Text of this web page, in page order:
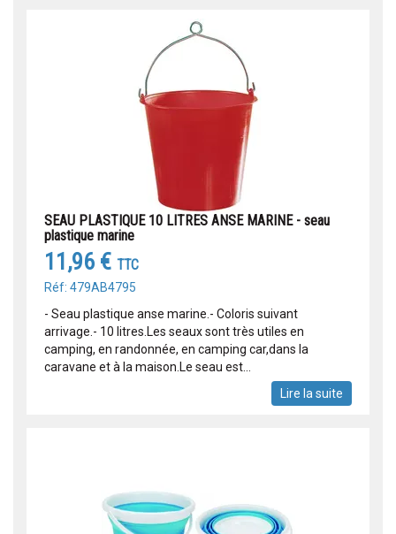
SEAU PLASTIQUE 10 LITRES ANSE MARINE - seau
plastique marine
11,96 € TTC
Réf: 479AB4795
- Seau plastique anse marine.- Coloris suivant
arrivage.- 10 litres.Les seaux sont très utiles en
camping, en randonnée, en camping car,dans la
caravane et à la maison.Le seau est...
Lire la suite